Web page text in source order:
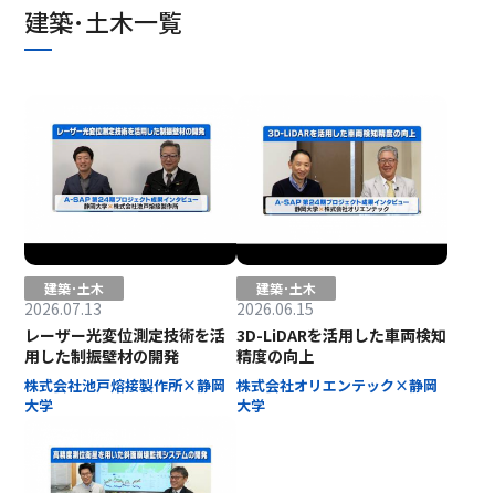
建築･土木一覧
建築･土木
2026.07.13
レーザー光変位測定技術を活
用した制振壁材の開発
株式会社池戸熔接製作所×静岡
大学
建築･土木
2026.06.15
3D-LiDARを活用した車両検知
精度の向上
株式会社オリエンテック×静岡
大学